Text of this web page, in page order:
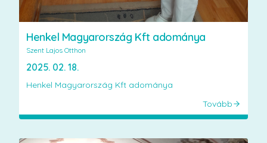
Henkel Magyarország Kft adománya
Szent Lajos Otthon
2025. 02. 18.
Henkel Magyarország Kft adománya
Tovább